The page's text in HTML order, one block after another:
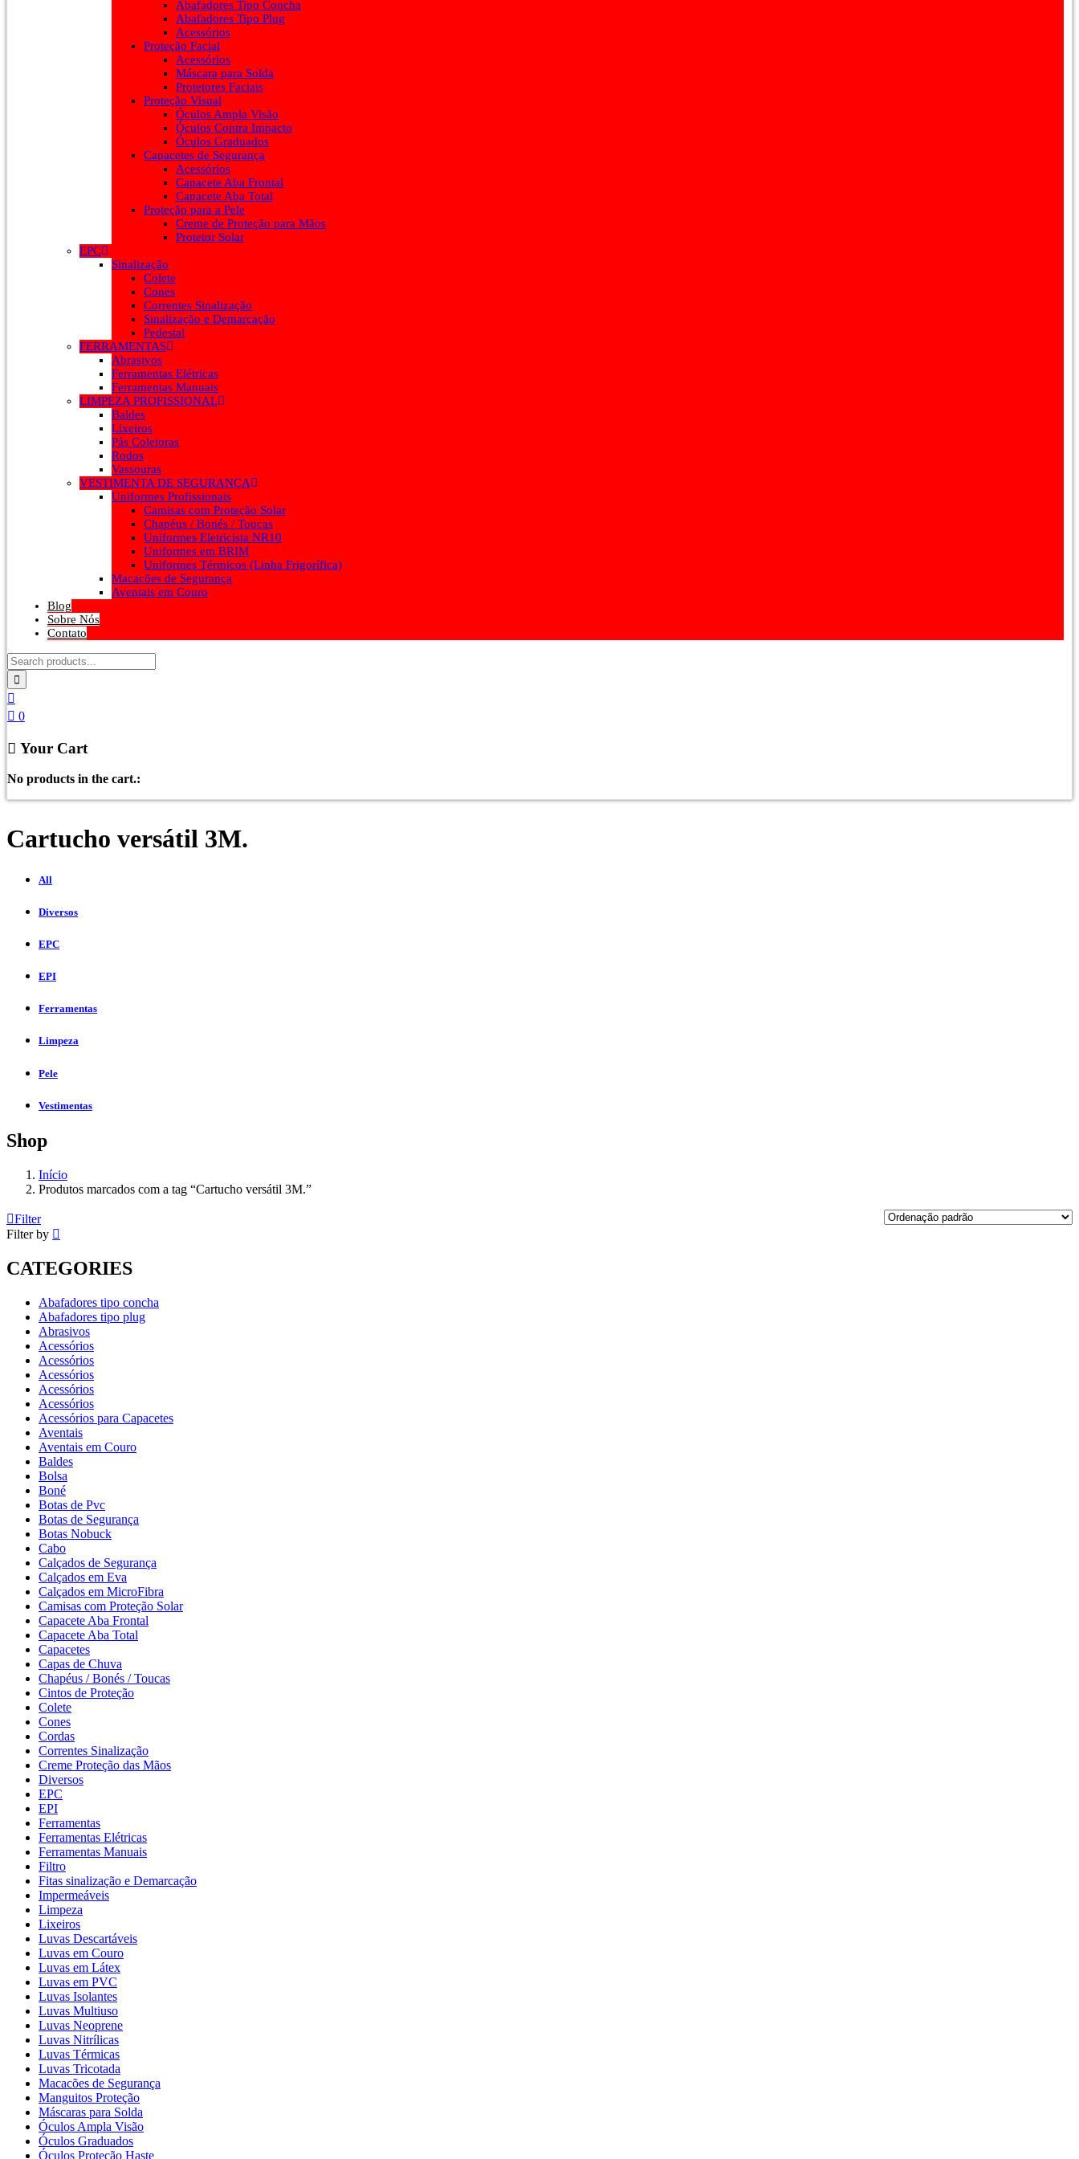
Abafadores Tipo Concha
Abafadores Tipo Plug
Acessórios
Proteção Facial
Acessórios
Máscara para Solda
Protetores Faciais
Proteção Visual
Óculos Ampla Visão
Óculos Contra Impacto
Óculos Graduados
Capacetes de Segurança
Acessórios
Capacete Aba Frontal
Capacete Aba Total
Proteção para a Pele
Creme de Proteção para Mãos
Protetor Solar
EPC
Sinalização
Colete
Cones
Correntes Sinalização
Sinalização e Demarcação
Pedestal
FERRAMENTAS
Abrasivos
Ferramentas Elétricas
Ferramentas Manuais
LIMPEZA PROFISSIONAL
Baldes
Lixeiros
Pás Coletoras
Rodos
Vassouras
VESTIMENTA DE SEGURANÇA
Uniformes Profissionais
Camisas com Proteção Solar
Chapéus / Bonés / Toucas
Uniformes Eletricista NR10
Uniformes em BRIM
Uniformes Térmicos (Linha Frigorífica)
Macacões de Segurança
Aventais em Couro
Blog
Sobre Nós
Contato
0
Your Cart
No products in the cart.:
Cartucho versátil 3M.
All
Diversos
EPC
EPI
Ferramentas
Limpeza
Pele
Vestimentas
Shop
Início
Produtos marcados com a tag “Cartucho versátil 3M.”
Filter
Filter by
CATEGORIES
Abafadores tipo concha
Abafadores tipo plug
Abrasivos
Acessórios
Acessórios
Acessórios
Acessórios
Acessórios
Acessórios para Capacetes
Aventais
Aventais em Couro
Baldes
Bolsa
Boné
Botas de Pvc
Botas de Segurança
Botas Nobuck
Cabo
Calçados de Segurança
Calçados em Eva
Calçados em MicroFibra
Camisas com Proteção Solar
Capacete Aba Frontal
Capacete Aba Total
Capacetes
Capas de Chuva
Chapéus / Bonés / Toucas
Cintos de Proteção
Colete
Cones
Cordas
Correntes Sinalização
Creme Proteção das Mãos
Diversos
EPC
EPI
Ferramentas
Ferramentas Elétricas
Ferramentas Manuais
Filtro
Fitas sinalização e Demarcação
Impermeáveis
Limpeza
Lixeiros
Luvas Descartáveis
Luvas em Couro
Luvas em Látex
Luvas em PVC
Luvas Isolantes
Luvas Multiuso
Luvas Neoprene
Luvas Nitrílicas
Luvas Térmicas
Luvas Tricotada
Macacões de Segurança
Manguitos Proteção
Máscaras para Solda
Óculos Ampla Visão
Óculos Graduados
Óculos Proteção Haste